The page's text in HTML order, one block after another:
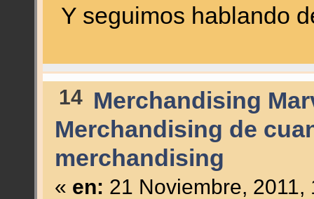
Y seguimos hablando
14 Merchandising
Merchandising de
merchandising
« en: 21 Noviembre, 2011,